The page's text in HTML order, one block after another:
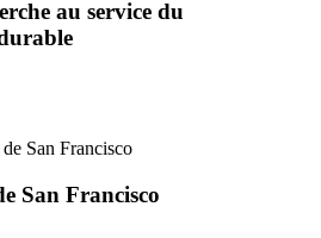
au service du
San Francisco
San Francisco